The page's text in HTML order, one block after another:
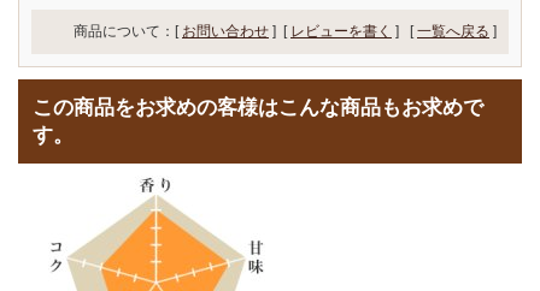
商品について：[ お問い合わせ ] [ レビューを書く ] [一覧へ戻る ]
この商品をお求めの客様はこんな商品もお求めで
す。